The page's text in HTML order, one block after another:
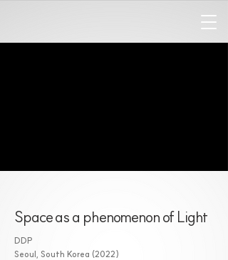
Space as a phenomenon of Light
DDP
Seoul, South Korea (2022)